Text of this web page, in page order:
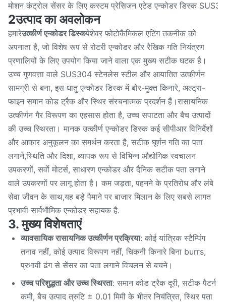
मोशन कंट्रोल सेंसर के लिए कस्टम प्रेसिजन एटेड एन्कोडर डिस्क
2उत्पाद का अवलोकन
हमारेउत्कीर्ण एन्कोडर डिस्कपेशेवर फोटोकैमिकल एटिंग तकनीक को
अपनाता है, जो विशेष रूप से रोटरी एन्कोडर और रैखिक गति नियंत्रण
प्रणालियों के लिए उपयोग किया जाने वाला एक मुख्य सटीक घटक है।
उच्च गुणवत्ता वाले SUS304 स्टेनलेस स्टील और आयातित उत्कीर्णन
सामग्री से बना, इस धातु एन्कोडर डिस्क में बोर-मुक्त किनारे, अल्ट्रा-
फाइन समान कोड ट्रैक और स्थिर संरचनात्मक प्रदर्शन हैं।रासायनिक
उत्कीर्णन गैर विरूपण का एहसास होता है, उच्च सपाटता और बैच उत्पादों
की उच्च स्थिरता। मानक उत्कीर्ण एन्कोडर डिस्क कई सीपीआर विनिर्देशों
और आकार अनुकूलन का समर्थन करता है, सटीक घूर्णन गति का पता
लगाने,स्थिति और दिशा, व्यापक रूप से विभिन्न औद्योगिक स्वचालन
उपकरणों, सर्वो मोटर्स, साधारण एन्कोडर और दैनिक सटीक पता लगाने
वाले उपकरणों पर लागू होता है। कम जड़ता, पहनने के प्रतिरोध और लंबे
सेवा जीवन के साथ,यह बड़े पैमाने पर बाजार मिलान के लिए सबसे लागत
प्रभावी सार्वभौमिक एन्कोडर सहायक है.
3. मुख्य विशेषताएं
व्यावसायिक रासायनिक उत्कीर्णन प्रक्रिया: कोई यांत्रिक स्टैम्पिंग
तनाव नहीं, कोई उत्पाद विरूपण नहीं, चिकनी किनारे बिना burrs,
प्रभावी ढंग से सेंसर का पता लगाने विचलन से बचने।
उच्च परिशुद्धता और उच्च स्थिरता: समान कोड ट्रैक दूरी, सटीक पैटर्न
कमी, बैच उत्पाद त्रुटि ± 0.01 मिमी के भीतर नियंत्रित, स्थिर पता